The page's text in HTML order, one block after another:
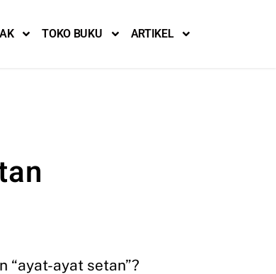
TOKO BUKU ARTIKEL
“ayat-ayat setan”?